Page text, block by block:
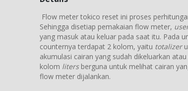
Flow meter tokico reset ini proses
Sehingga disetiap pemakaian flow meter,
yang masuk atau keluar pada saat itu. Pada
counternya terdapat 2 kolom, yaitu totalizer
akumulasi cairan yang sudah dikeluarkan
kolom litersberguna untuk melihat cairan
flow meter dijalankan.